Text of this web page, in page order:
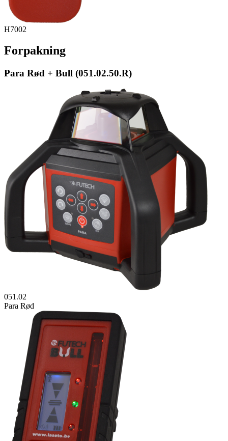
H7002
Forpakning
Para Rød + Bull (051.02.50.R)
051.02
Para Rød